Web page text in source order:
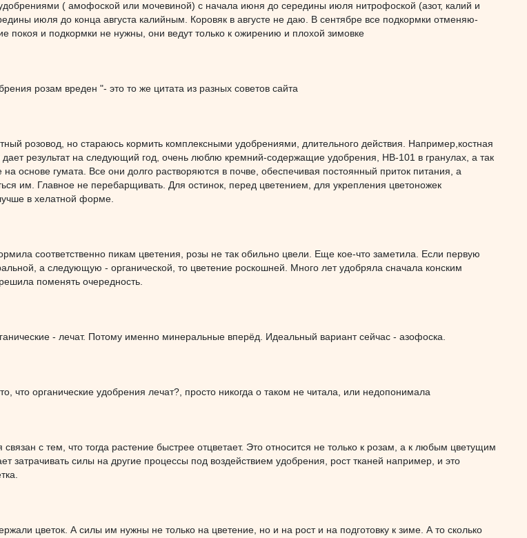
( амофоской или мочевиной) с начала июня до середины июля нитрофоской (азот, калий и
июля до конца августа калийным. Коровяк в августе не даю. В сентябре все подкормки отменяю-
покоя и подкормки не нужны, они ведут только к ожирению и плохой зимовке
розам вреден "- это то же цитата из разных советов сайта
розовод, но стараюсь кормить комплексными удобрениями, длительного действия. Например,костная
результат на следующий год, очень люблю кремний-содержащие удобрения, НВ-101 в гранулах, а так
основе гумата. Все они долго растворяются в почве, обеспечивая постоянный приток питания, а
им. Главное не перебарщивать. Для остинок, перед цветением, для укрепления цветоножек
в хелатной форме.
соответственно пикам цветения, розы не так обильно цвели. Еще кое-что заметила. Если первую
а следующую - органической, то цветение роскошней. Много лет удобряла сначала конским
поменять очередность.
- лечат. Потому именно минеральные вперёд. Идеальный вариант сейчас - азофоска.
что органические удобрения лечат?, просто никогда о таком не читала, или недопонимала
с тем, что тогда растение быстрее отцветает. Это относится не только к розам, а к любым цветущим
затрачивать силы на другие процессы под воздействием удобрения, рост тканей например, и это
цветок. А силы им нужны не только на цветение, но и на рост и на подготовку к зиме. А то сколько